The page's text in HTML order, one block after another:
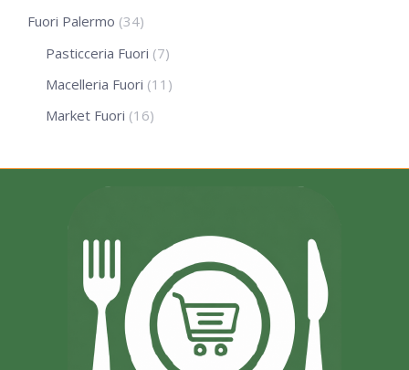
Fuori Palermo (34)
Pasticceria Fuori (7)
Macelleria Fuori (11)
Market Fuori (16)